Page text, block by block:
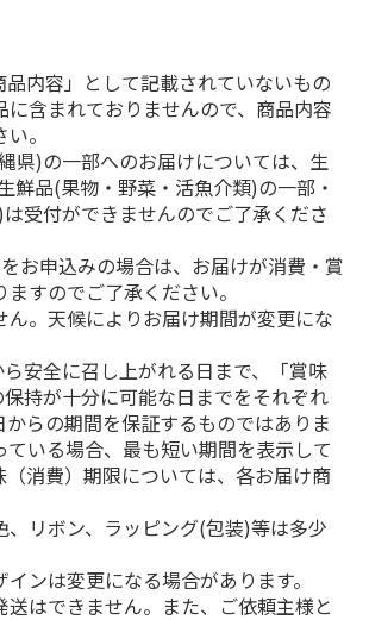
内容」として記載されていないもの
含まれておりませんので、商品内容
。
県)の一部へのお届けについては、生
鮮品(果物・野菜・活魚介類)の一部・
受付ができませんのでご了承くださ
お申込みの場合は、お届けが消費・賞
すのでご了承ください。
。天候によりお届け期間が変更にな
安全に召し上がれる日まで、「賞味
持が十分に可能な日までをそれぞれ
らの期間を保証するものではありま
いる場合、最も短い期間を表示して
消費）期限については、各お届け商
リボン、ラッピング(包装)等は多少
ンは変更になる場合があります。
はできません。また、ご依頼主様と